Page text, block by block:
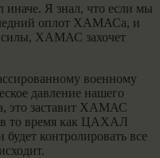
иначе. Я знал, что если мы
оплот ХАМАСа, и
ХАМАС захочет
военному
давление нашего
это заставит ХАМАС
то время как ЦАХАЛ
будет контролировать все